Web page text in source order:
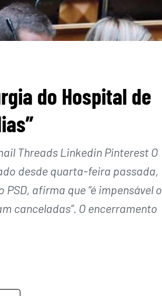
do Hospital de
Threads Linkedin Pinterest O
desde quarta-feira passada,
afirma que “é impensável o
canceladas”. O encerramento